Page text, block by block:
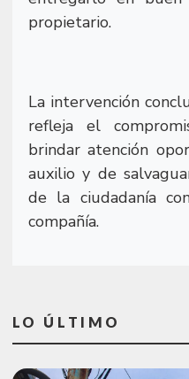
propietario.
La intervención
refleja el
brindar atención
auxilio y de
de la ciudadanía
compañía.
LO ÚLTIMO